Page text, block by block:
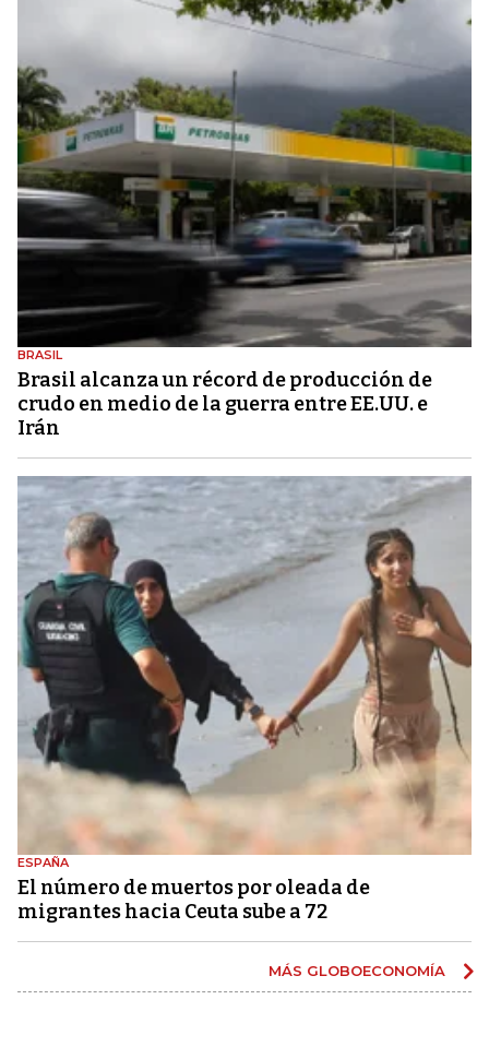
BRASIL
Brasil alcanza un récord de producción de
crudo en medio de la guerra entre EE.UU. e
Irán
ESPAÑA
El número de muertos por oleada de
migrantes hacia Ceuta sube a 72
MÁS GLOBOECONOMÍA